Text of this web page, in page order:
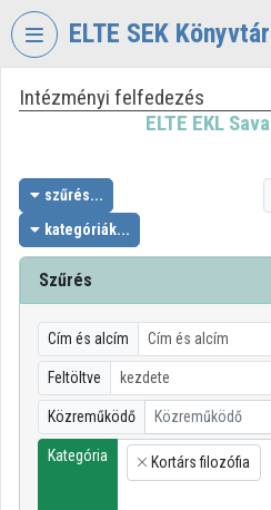
Fejléc kihagyása
ELTE SEK
VIDEOTORIUM
EKL
SAVARIA
KÖNYVTÁR
ÉS
LEVÉLTÁR
Intézményi kezdőlap
Bejelentkezés
Intézményi felfedezés
Intézményi felfedezés
ELTE EKL
szűrés...
kategóriák...
Szűrés
Cím és alcím
Feltöltve
Közreműködő Közreműködő
Kategória
×
Kortárs filozófia